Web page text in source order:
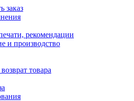
заказ
рекомендации
и производство
товара